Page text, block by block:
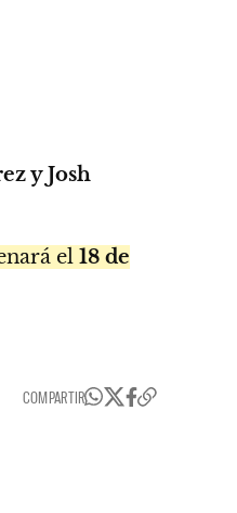
y Josh
el 18 de
COMPARTIR